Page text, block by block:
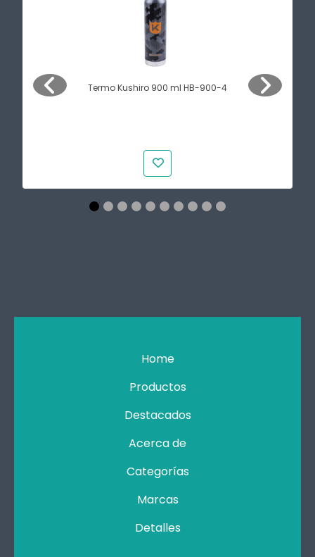
Termo Kushiro 900 ml HB-900-4
Home
Productos
Destacados
Acerca de
Categorías
Marcas
Detalles